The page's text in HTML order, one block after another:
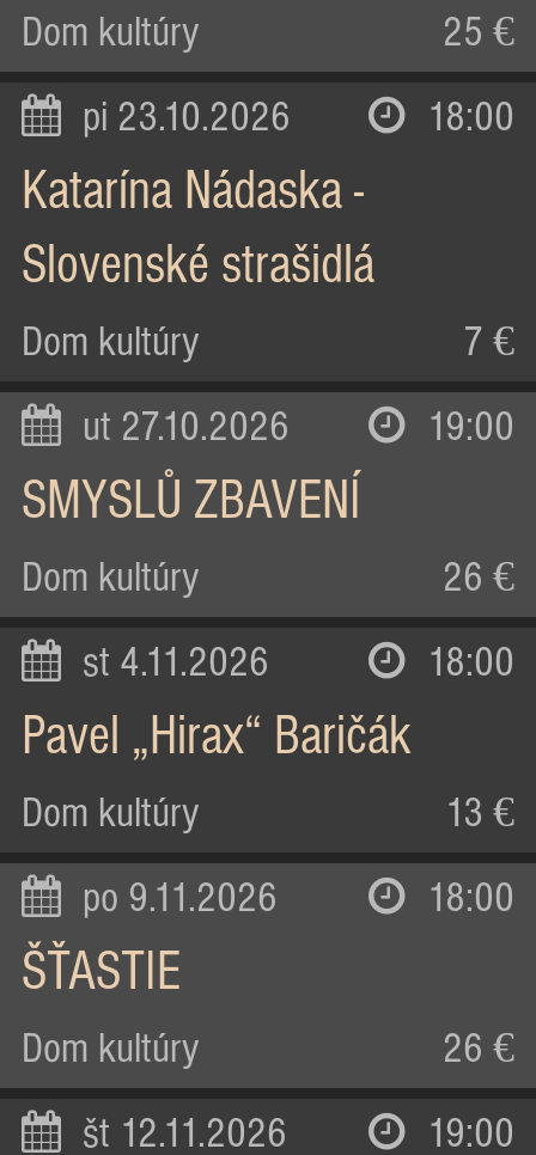
Dom kultúry 25 €
pi 23.10.2026 18:00
Katarína Nádaska -
Slovenské strašidlá
Dom kultúry 7 €
ut 27.10.2026 19:00
SMYSLŮ ZBAVENÍ
Dom kultúry 26 €
st 4.11.2026 18:00
Pavel „Hirax“ Baričák
Dom kultúry 13 €
po 9.11.2026 18:00
ŠŤASTIE
Dom kultúry 26 €
št 12.11.2026 19:00